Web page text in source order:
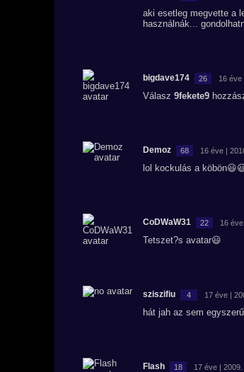
aki esetleg megvette a
használnák...
bigdave174 26 16 éve
Válasz 9fekete9
Demoz 68 16 éve |
lol kockulás a
CoDWaW31 22 16
Tetszet?s avatar😃
sziszifiu 4 17 éve |
hát jah az sem
Flash 18 17 éve |